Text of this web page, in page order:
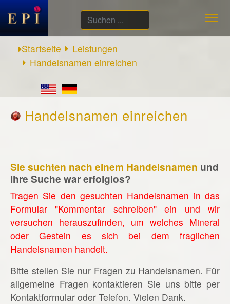
Suchen
...
Startseite
Leistungen
Handelsnamen einreichen
Handelsnamen einreichen
Sie suchten nach einem Handelsnamen und
Ihre Suche war erfolglos?
Tragen Sie den gesuchten Handelsnamen in das
Formular "Kommentar schreiben" ein und wir
versuchen herauszufinden, um welches Mineral
oder Gestein es sich bei dem fraglichen
Handelsnamen handelt.
Bitte stellen Sie nur Fragen zu Handelsnamen. Für
allgemeine Fragen kontaktieren Sie uns bitte per
Kontaktformular oder Telefon. Vielen Dank.